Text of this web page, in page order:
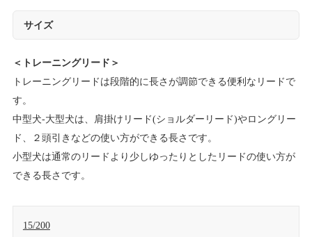
サイズ
＜トレーニングリード＞
トレーニングリードは段階的に長さが調節できる便利なリードで
す。
中型犬-大型犬は、肩掛けリード(ショルダーリード)やロングリー
ド、２頭引きなどの使い方ができる長さです。
小型犬は通常のリードより少しゆったりとしたリードの使い方が
できる長さです。
15/200